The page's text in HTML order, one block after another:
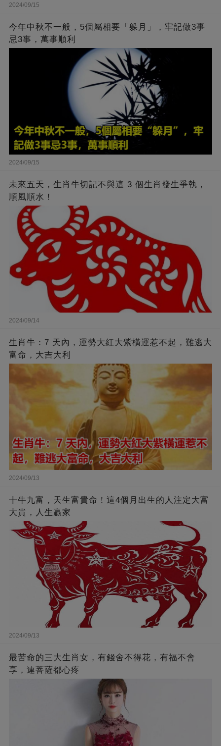
2024/09/15
今年中秋不一般，5個屬相要「躲月」，牢記做3事
忌3事，萬事順利
2024/09/15
未來五天，生肖牛切記不與這 3 個生肖發生爭執，
順風順水！
2024/09/14
生肖牛：7 天內，運勢大紅大紫橫運惹不起，難逃大
富命，大吉大利
2024/09/13
十牛九富，天生富貴命！這4個月出生的人注定大富
大貴，人生贏家
2024/09/13
最苦命的三大生肖女，有錢舍不得花，有福不會
享，連菩薩都心疼